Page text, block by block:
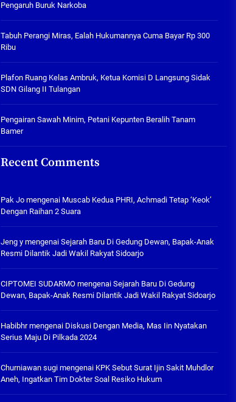
300 Ribu
Plafon Ruang Kelas Ambruk,
Ketua Komisi D Langsung Sidak
SDN Gilang II Tulangan
05/08/2026
05/08/2026
Pengaruh Buruk Narkoba
Tabuh Perangi Miras, Ealah Hukumannya Cuma Bayar Rp 300
Ribu
Plafon Ruang Kelas Ambruk, Ketua Komisi D Langsung Sidak
SDN Gilang II Tulangan
Pengairan Sawah Minim, Petani Kepunten Beralih Tanam
Bamer
Recent Comments
Pak Jomengenai Muscab Kedua PHRI, Achmadi Tetap ‘Keok’
Dengan Raihan 2 Suara
Jeng ymengenai Sejarah Baru Di Gedung Dewan, Bapak-Anak
Resmi Dilantik Jadi Wakil Rakyat Sidoarjo
CIPTOMEI SUDARMOmengenai Sejarah Baru Di Gedung
Dewan, Bapak-Anak Resmi Dilantik Jadi Wakil Rakyat Sidoarjo
Habibhrmengenai Diskusi Dengan Media, Mas Iin Nyatakan
Serius Maju Di Pilkada 2024
Churniawan sugimengenai KPK Sebut Surat Ijin Sakit Muhdlor
Aneh, Ingatkan Tim Dokter Soal Resiko Hukum